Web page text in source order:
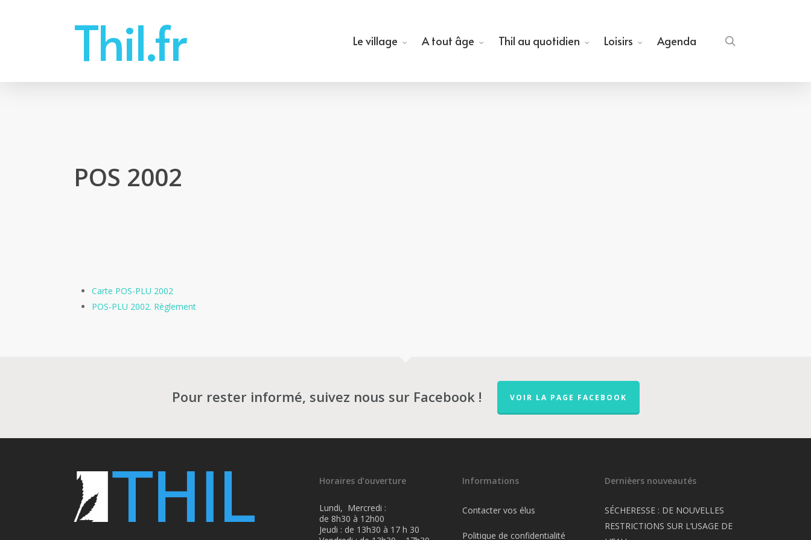
Thil.fr Le village A tout âge Thil au quotidien Loisirs Agenda
POS 2002
Carte POS-PLU 2002
POS-PLU 2002. Règlement
Pour rester informé, suivez nous sur Facebook ! VOIR LA PAGE FACEBOOK
Horaires d’ouverture
Lundi, Mercredi :
de 8h30 à 12h00
Jeudi : de 13h30 à 17 h 30
Informations
Contacter vos élus
Politique de confidentialité
Dernièers nouveautés
SÉCHERESSE : DE NOUVELLES
RESTRICTIONS SUR L’USAGE DE